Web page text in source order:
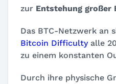
zur Entstehung großer
Das BTC-Netzwerk an
Bitcoin Difficultyalle
zu einem konstanten
Durch ihre physische